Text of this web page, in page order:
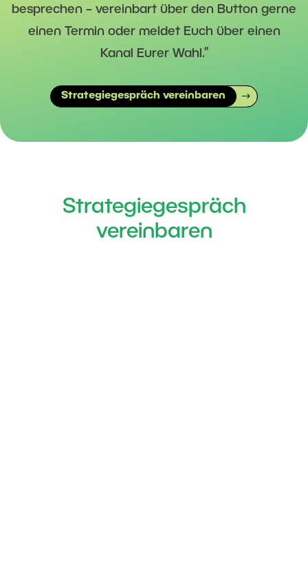
besprechen – vereinbart über den Button gerne
einen Termin oder meldet Euch über einen
Kanal Eurer Wahl.”
Strategiegespräch vereinbaren
Strategiegespräch
vereinbaren